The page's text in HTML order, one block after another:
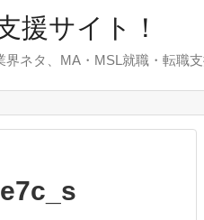
援サイト！
ネタ、MA・MSL就職・転職支